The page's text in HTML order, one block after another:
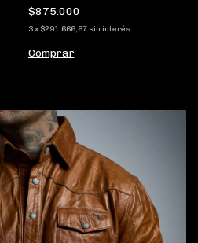
$875.000
3 x $291.666,67 sin interés
Comprar